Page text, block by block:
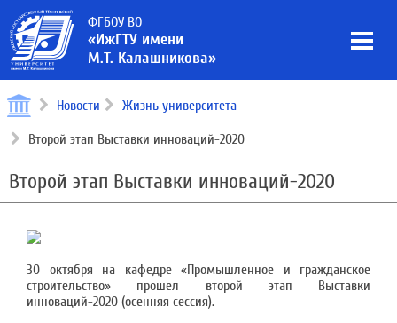
ФГБОУ ВО
«ИжГТУ имени
М.Т. Калашникова»
Новости Жизнь университета
Второй этап Выставки инноваций-2020
Второй этап Выставки инноваций-2020
30 октября на кафедре «Промышленное и гражданское
строительство» прошел второй этап Выставки
инноваций-2020 (осенняя сессия).